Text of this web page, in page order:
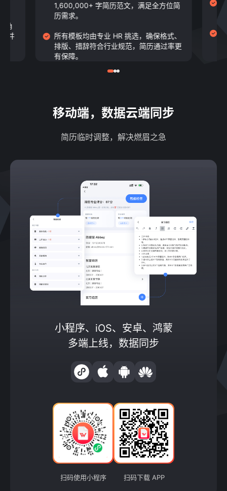
角
并
1,600,000+ 字简历范文，满足全方位简
历需求。
所有模板均由专业 HR 挑选，确保格式、
排版、措辞符合行业规范，简历通过率更
有保障。
移动端，数据云端同步
简历临时调整，解决燃眉之急
小程序、iOS、安卓、鸿蒙
多端上线，数据同步
扫码使用小程序 扫码下载 APP